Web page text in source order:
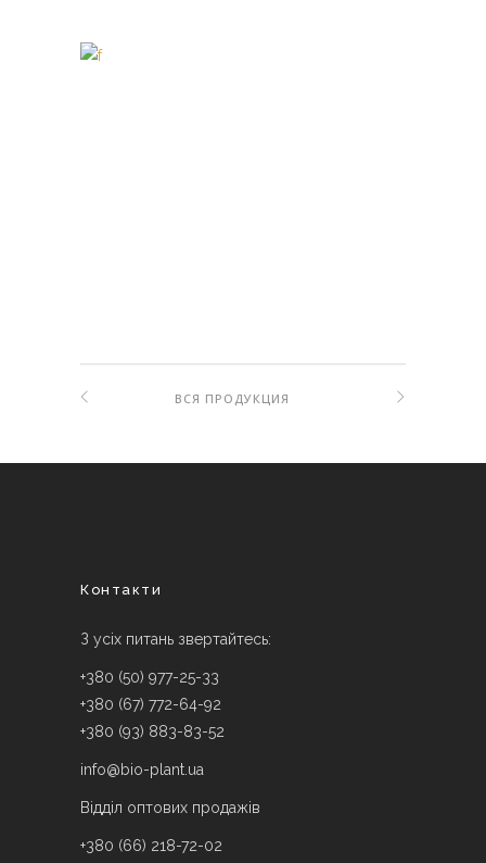
ВСЯ ПРОДУКЦИЯ
Контакти
З усіх питань звертайтесь:
+380 (50) 977-25-33
+380 (67) 772-64-92
+380 (93) 883-83-52
info@bio-plant.ua
Відділ оптових продажів
+380 (66) 218-72-02